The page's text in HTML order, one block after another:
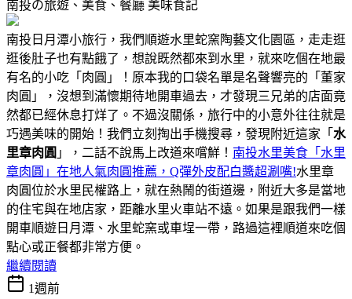
南投の旅遊、美食、餐廳 美味食記
南投日月潭小旅行，我們順遊水里蛇窯陶藝文化園區，走走逛
逛後肚子也有點餓了，想說既然都來到水里，就來吃個在地最
有名的小吃「肉圓」！原本我的口袋名單是名聲響亮的「董家
肉圓」，沒想到滿懷期待地開車過去，才發現三兄弟的店面竟
然都已經休息打烊了。不過沒關係，旅行中的小意外往往就是
巧遇美味的開始！我們立刻掏出手機搜尋，發現附近這家「 水
里章肉圓 」，二話不說馬上改道來嚐鮮！ 南投水里美食「水里
章肉圓」在地人氣肉圓推薦，Q彈外皮配白醬超涮嘴!水里章
肉圓位於水里民權路上，就在熱鬧的街道邊，附近大多是當地
的住宅與在地店家，距離水里火車站不遠。如果是跟我們一樣
開車順遊日月潭、水里蛇窯或車埕一帶，路過這裡順道來吃個
點心或正餐都非常方便。
繼續閱讀
1週前